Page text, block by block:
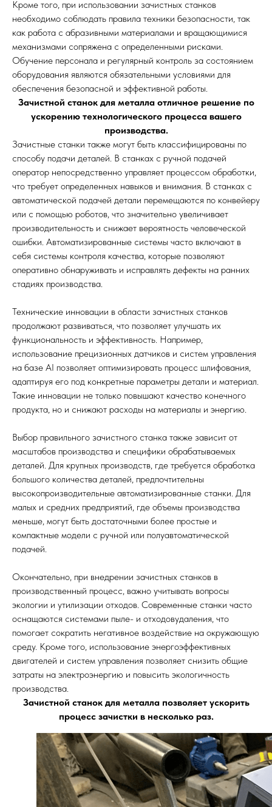
Кроме того, при использовании зачистных станков
необходимо соблюдать правила техники безопасности, так
как работа с абразивными материалами и вращающимися
механизмами сопряжена с определенными рисками.
Обучение персонала и регулярный контроль за состоянием
оборудования являются обязательными условиями для
обеспечения безопасной и эффективной работы.
Зачистной станок для металла отличное решение по
ускорению технологического процесса вашего
производства.
Зачистные станки также могут быть классифицированы по
способу подачи деталей. В станках с ручной подачей
оператор непосредственно управляет процессом обработки,
что требует определенных навыков и внимания. В станках с
автоматической подачей детали перемещаются по конвейеру
или с помощью роботов, что значительно увеличивает
производительность и снижает вероятность человеческой
ошибки. Автоматизированные системы часто включают в
себя системы контроля качества, которые позволяют
оперативно обнаруживать и исправлять дефекты на ранних
стадиях производства.
Технические инновации в области зачистных станков
продолжают развиваться, что позволяет улучшать их
функциональность и эффективность. Например,
использование прецизионных датчиков и систем управления
на базе AI позволяет оптимизировать процесс шлифования,
адаптируя его под конкретные параметры детали и материал.
Такие инновации не только повышают качество конечного
продукта, но и снижают расходы на материалы и энергию.
Выбор правильного зачистного станка также зависит от
масштабов производства и специфики обрабатываемых
деталей. Для крупных производств, где требуется обработка
большого количества деталей, предпочтительны
высокопроизводительные автоматизированные станки. Для
малых и средних предприятий, где объемы производства
меньше, могут быть достаточными более простые и
компактные модели с ручной или полуавтоматической
подачей.
Окончательно, при внедрении зачистных станков в
производственный процесс, важно учитывать вопросы
экологии и утилизации отходов. Современные станки часто
оснащаются системами пыле- и отходовудаления, что
помогает сократить негативное воздействие на окружающую
среду. Кроме того, использование энергоэффективных
двигателей и систем управления позволяет снизить общие
затраты на электроэнергию и повысить экологичность
производства.
Зачистной станок для металла позволяет ускорить
процесс зачистки в несколько раз.